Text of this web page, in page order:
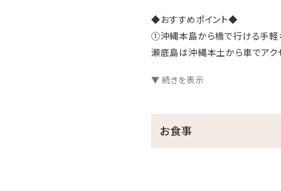
◆おすすめポイント◆
①沖縄本島から橋で行ける手軽
瀬底島は沖縄本土から車でアク
各棟にシャワー・トイレを完備
周辺の海は透明度の高いエメラ
▼ 続きを表示
お食事